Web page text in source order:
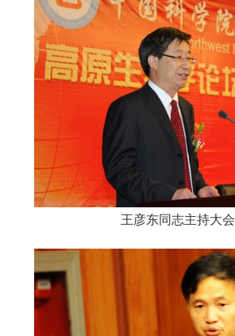
王彦东同志主持大会